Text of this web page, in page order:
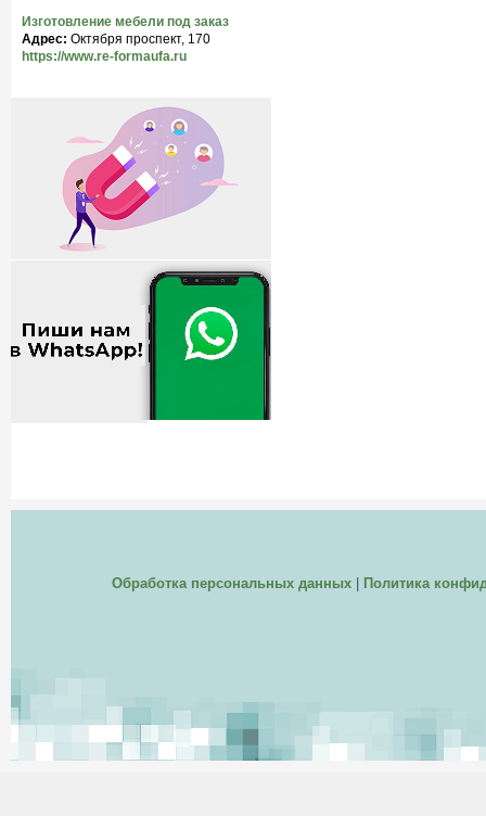
Изготовление мебели под заказ
Адрес: Октября проспект, 170
https://www.re-formaufa.ru
Обработка персональных данных| Политика